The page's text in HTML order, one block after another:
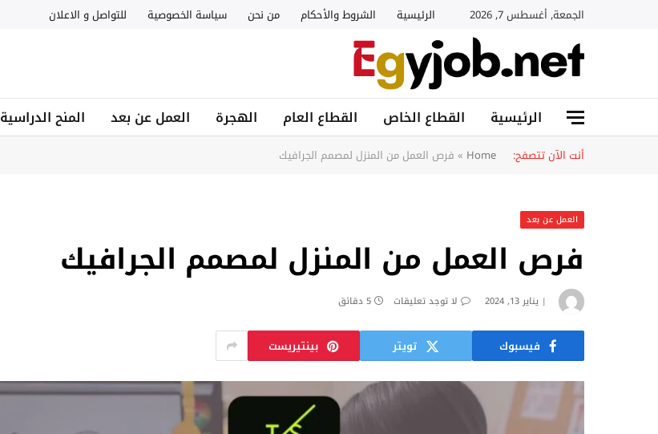
الجمعة, أغسطس 7, 2026 الرئيسية الشروط والأحكام من نحن سياسة الخصوصية للتواصل و الاعلان
الرئيسية القطاع الخاص القطاع العام الهجرة العمل عن بعد المنح الدراسية
أنت الآن تتصفح: Home
» فرص العمل من المنزل لمصمم الجرافيك
العمل عن بعد
فرص العمل من المنزل لمصمم الجرافيك
يناير 13, 2024 لا توجد تعليقات 5 دقائق
فيسبوك تويتر بينتيريست